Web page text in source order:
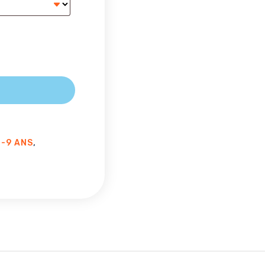
9 ANS,